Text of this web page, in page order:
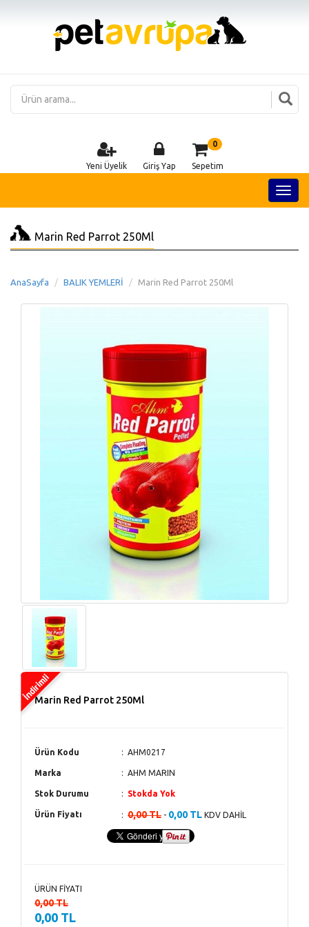
Yeni Üyelik Giriş Yap
0
Sepetim
Marin Red Parrot 250Ml
AnaSayfa BALIK YEMLERİ Marin Red Parrot 250Ml
Marin Red Parrot 250Ml
Ürün Kodu AHM0217
Marka AHM MARIN
Stok Durumu Stokda Yok
Ürün Fiyatı 0,00 TL - 0,00 TL KDV DAHİL
ÜRÜN FİYATI
0,00 TL
0,00 TL